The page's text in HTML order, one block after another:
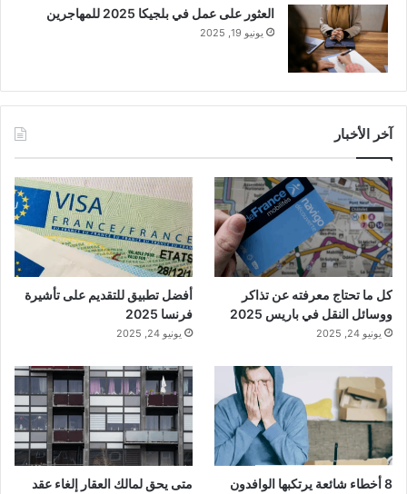
العثور على عمل في بلجيكا 2025 للمهاجرين
يونيو 19, 2025
آخر الأخبار
كل ما تحتاج معرفته عن تذاكر
ووسائل النقل في باريس 2025
يونيو 24, 2025
أفضل تطبيق للتقديم على تأشيرة
فرنسا 2025
يونيو 24, 2025
8 أخطاء شائعة يرتكبها الوافدون متى يحق لمالك العقار إلغاء عقد